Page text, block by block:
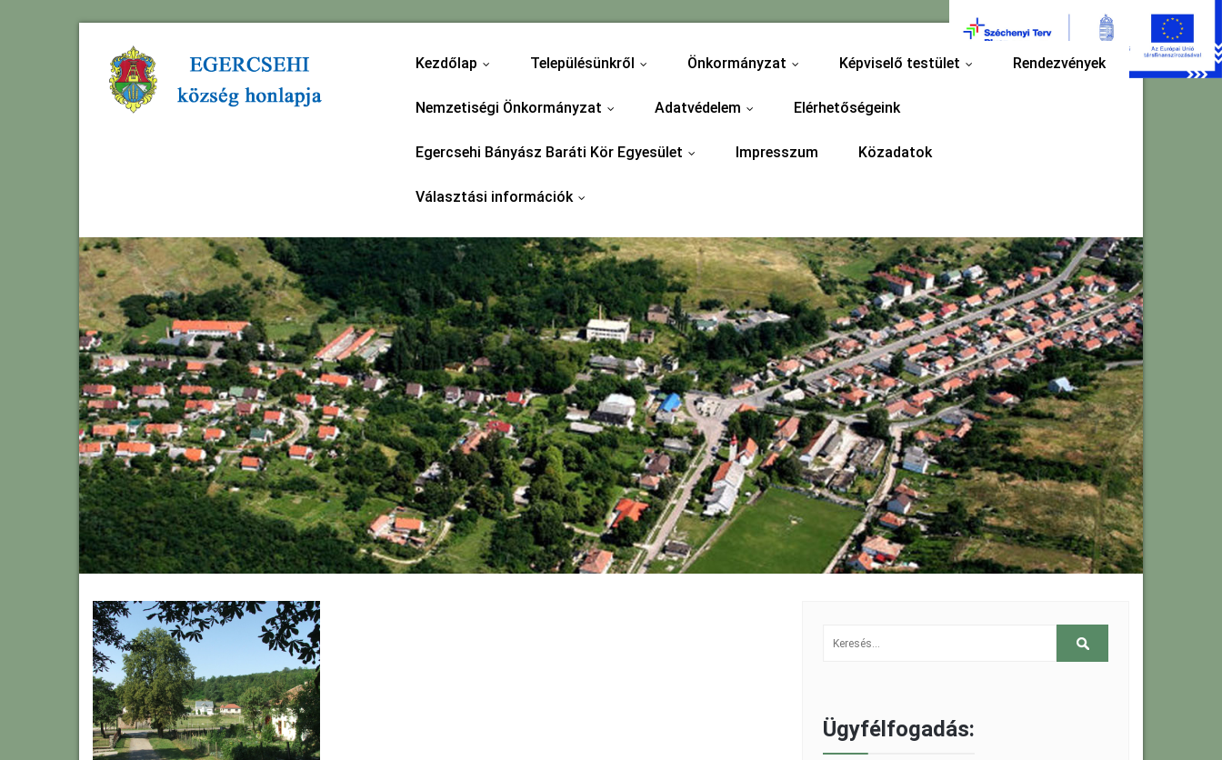
Kezdőlap Településünkről Önkormányzat Képviselő testület Rendezvények
Nemzetiségi Önkormányzat Adatvédelem Elérhetőségeink
Egercsehi Bányász Baráti Kör Egyesület Impresszum Közadatok
Választási információk
Ügyfélfogadás: